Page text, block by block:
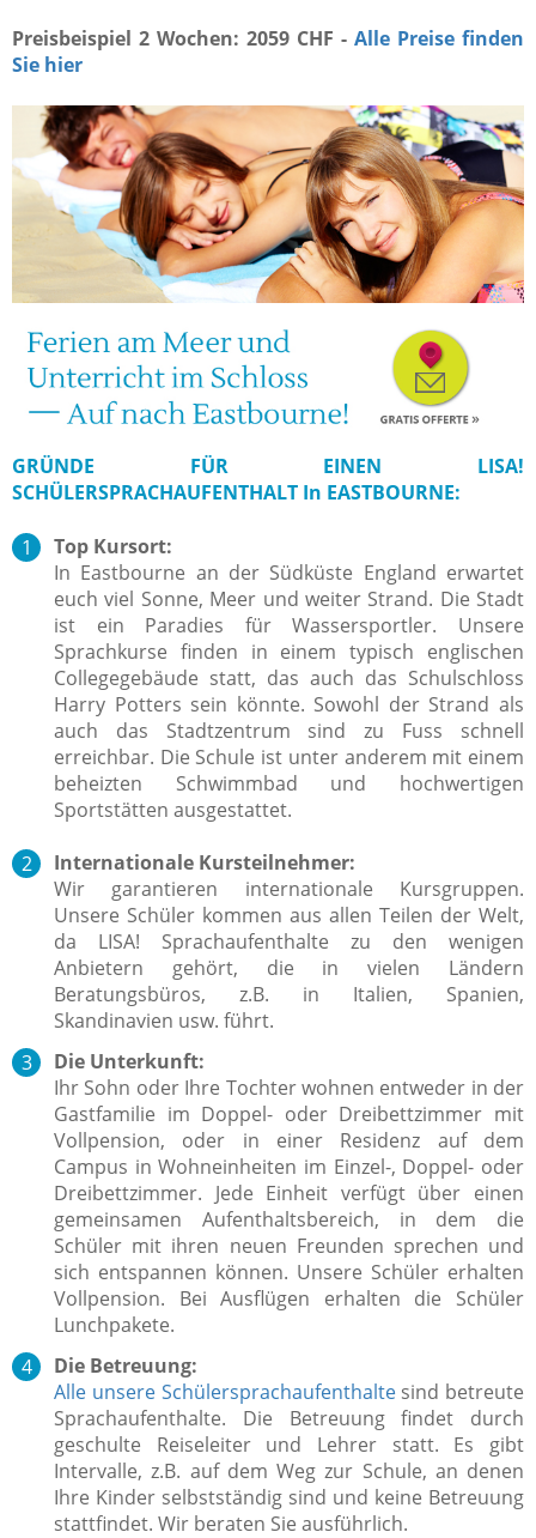
Preisbeispiel 2 Wochen: 2059 CHF - Alle Preise finden
Sie hier
GRÜNDE FÜR EINEN LISA!
SCHÜLERSPRACHAUFENTHALT In EASTBOURNE:
Top Kursort:
In Eastbourne an der Südküste England erwartet
euch viel Sonne, Meer und weiter Strand. Die Stadt
ist ein Paradies für Wassersportler. Unsere
Sprachkurse finden in einem typisch englischen
Collegegebäude statt, das auch das Schulschloss
Harry Potters sein könnte. Sowohl der Strand als
auch das Stadtzentrum sind zu Fuss schnell
erreichbar. Die Schule ist unter anderem mit einem
beheizten Schwimmbad und hochwertigen
Sportstätten ausgestattet.
Internationale Kursteilnehmer:
Wir garantieren internationale Kursgruppen.
Unsere Schüler kommen aus allen Teilen der Welt,
da LISA! Sprachaufenthalte zu den wenigen
Anbietern gehört, die in vielen Ländern
Beratungsbüros, z.B. in Italien, Spanien,
Skandinavien usw. führt.
Die Unterkunft:
Ihr Sohn oder Ihre Tochter wohnen entweder in der
Gastfamilie im Doppel- oder Dreibettzimmer mit
Vollpension, oder in einer Residenz auf dem
Campus in Wohneinheiten im Einzel-, Doppel- oder
Dreibettzimmer. Jede Einheit verfügt über einen
gemeinsamen Aufenthaltsbereich, in dem die
Schüler mit ihren neuen Freunden sprechen und
sich entspannen können. Unsere Schüler erhalten
Vollpension. Bei Ausflügen erhalten die Schüler
Lunchpakete.
Die Betreuung:
Alle unsere Schülersprachaufenthaltesind betreute
Sprachaufenthalte. Die Betreuung findet durch
geschulte Reiseleiter
und Lehrer statt. Es gibt
Intervalle, z.B. auf dem Weg zur Schule, an denen
Ihre Kinder selbstständig sind und keine Betreuung
stattfindet. Wir beraten Sie ausführlich.